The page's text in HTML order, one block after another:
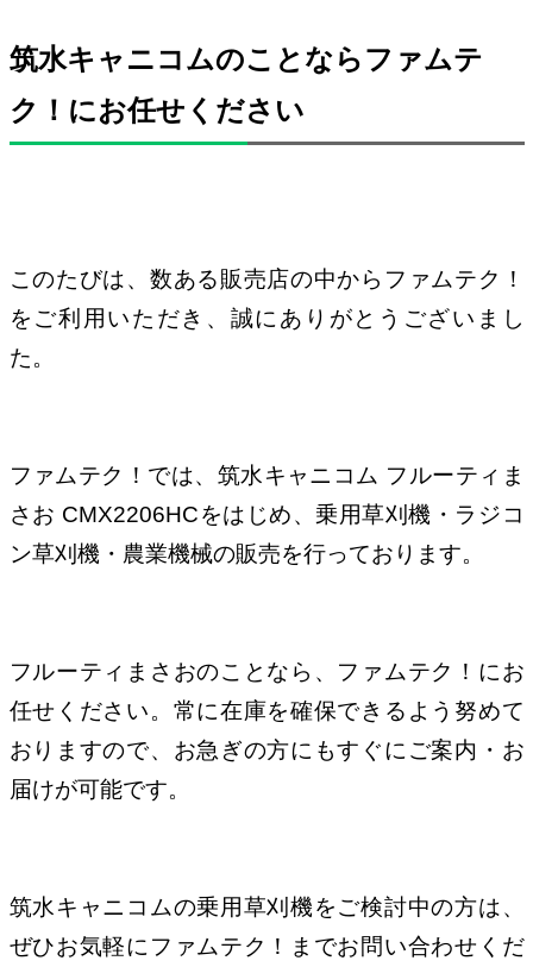
筑水キャニコムのことならファムテ
ク！にお任せください
このたびは、数ある販売店の中からファムテク！
をご利用いただき、誠にありがとうございまし
た。
ファムテク！では、筑水キャニコム フルーティま
さお CMX2206HCをはじめ、乗用草刈機・ラジコ
ン草刈機・農業機械の販売を行っております。
フルーティまさおのことなら、ファムテク！にお
任せください。常に在庫を確保できるよう努めて
おりますので、お急ぎの方にもすぐにご案内・お
届けが可能です。
筑水キャニコムの乗用草刈機をご検討中の方は、
ぜひお気軽にファムテク！までお問い合わせくだ